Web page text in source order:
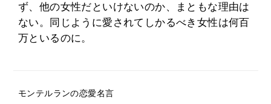
ず、他の女性だといけないのか、まともな理由は
ない。同じように愛されてしかるべき女性は何百
万といるのに。
モンテルランの恋愛名言